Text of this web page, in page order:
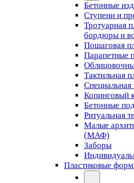
Бетонные
Ступени и
Тротуарная
бордюры и
Пошаговая
Парапетные
Тактильная
Копинговый
Бетонные
Ритуальная
Малые
(МАФ)
Заборы
Пластиковые